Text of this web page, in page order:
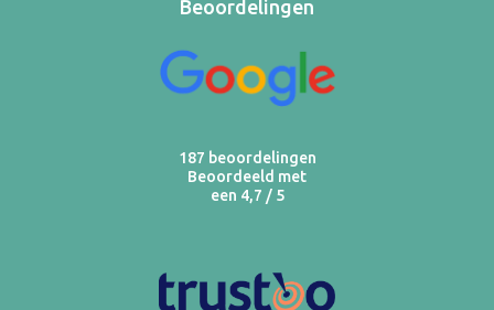
Beoordelingen
187 beoordelingen
Beoordeeld met
een 4,7 / 5